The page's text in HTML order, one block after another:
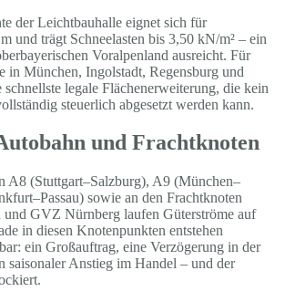
der Leichtbauhalle eignet sich für
und trägt Schneelasten bis 3,50 kN/m² – ein
Voralpenland ausreicht. Für
in München, Ingolstadt, Regensburg und
legale Flächenerweiterung, die kein
steuerlich abgesetzt werden kann.
und Frachtknoten
A8 (Stuttgart–Salzburg), A9 (München–
sowie an den Frachtknoten
GVZ Nürnberg laufen Güterströme auf
in diesen Knotenpunkten entstehen
ein Großauftrag, eine Verzögerung in der
saisonaler Anstieg im Handel – und der